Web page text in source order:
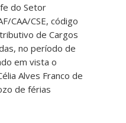
do Setor
CAA/CSE, código
de Cargos
no período de
em vista o
Alves Franco de
de férias